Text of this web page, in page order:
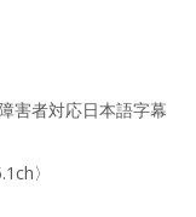
害者対応日本語字幕
〉